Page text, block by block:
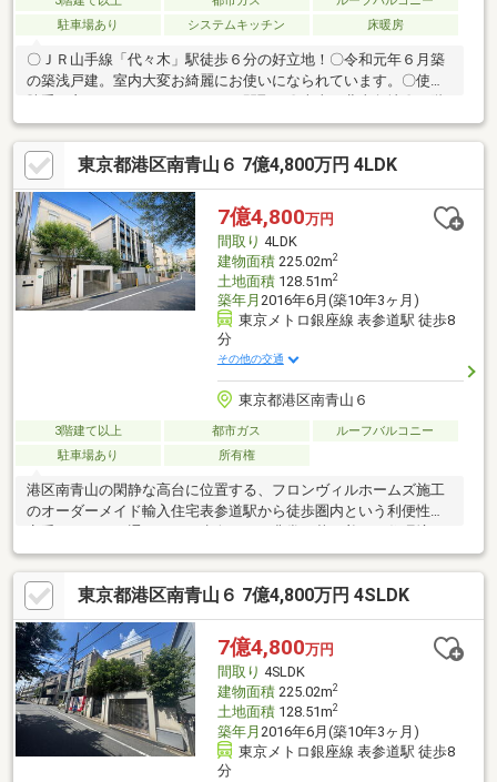
駐車場あり
システムキッチン 床暖房
〇ＪＲ山手線「代々木」駅徒歩６分の好立地！〇令和元年６月築
の築浅戸建。室内大変お綺麗にお使いになられています。〇使い
勝手の良い３ＬＤＫ＋ＬＯＦＴの間取り〇南東・北東角地〇３階
洋室とルーフバルコニーからはドコモタワーを望めます〇周辺施
設が充実しており、生活利便性の高いエリア〇明治神宮まで徒歩
圏内〇制震システムGVAを導入〇リビングに床暖房有〇ビルトイ
ンガレージ有（車種による制限有）〇ロフト付きの寝室で、スペ
ースを有効活用〇開放感のある拘りのオープンキッチン・キッチ
ン天板・側面は傷に強いクオーツを使用・カップボード壁面はコ
ラベルのアクセントタイルを使用
東京都港区南青山６ 7億4,800万円 4LDK
7億4,800万円
間取り 4LDK
建物面積225.02m2
土地面積128.51m2
築年月 2016年6月(築10年3ヶ月)
東京メトロ銀座線 表参道駅 徒歩8
分
その他の交通
東京都港区南青山６
3階建て以上 都市ガス
ルーフバルコニー
駐車場あり
所有権
港区南青山の閑静な高台に位置する、フロンヴィルホームズ施工
のオーダーメイド輸入住宅表参道駅から徒歩圏内という利便性を
4LDK＋2マルチスペース＋3バスルーム＋4トイレ・BBQや水遊び
も楽しめる、開放感あふれるルーフバルコニー・重厚感のある高
級仕様の邸宅（エレベーター完備）・1階に防音壁・防音扉を設置
した本格的な防音室・三菱電機による全館空調システム・全窓に
オートタイマー付き自動シャッターを完備・全水栓（浴室含む）
で浄水が利用可能なシステム詳細や内覧のご希望がございました
ら、お気軽にお申し付けください。
東京都港区南青山６ 7億4,800万円 4SLDK
7億4,800万円
間取り 4SLDK
建物面積225.02m2
土地面積128.51m2
築年月 2016年6月(築10年3ヶ月)
東京メトロ銀座線 表参道駅 徒歩8
分